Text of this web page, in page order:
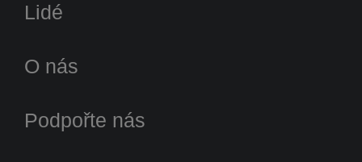
Lidé
O nás
Podpořte nás